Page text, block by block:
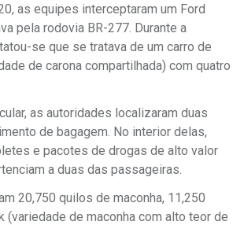
as equipes interceptaram um Ford
pela rodovia BR-277. Durante a
se que se tratava de um carro de
de carona compartilhada) com quatro
as autoridades localizaram duas
de bagagem. No interior delas,
e pacotes de drogas de alto valor
a duas das passageiras.
20,750 quilos de maconha, 11,250
(variedade de maconha com alto teor de